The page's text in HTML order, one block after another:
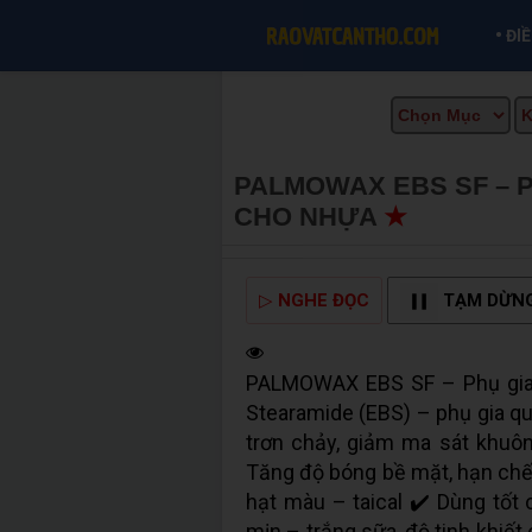
•
PALMOWAX EBS SF –
CHO NHỰA ★ MUA
▷ NGHE ĐỌC TẠM
PALMOWAX EBS SF – Phụ
Stearamide (EBS) – phụ gia
trơn chảy, giảm ma sát
Tăng độ bóng bề mặt, hạn
hạt màu – taical ✔️ Dùng tốt